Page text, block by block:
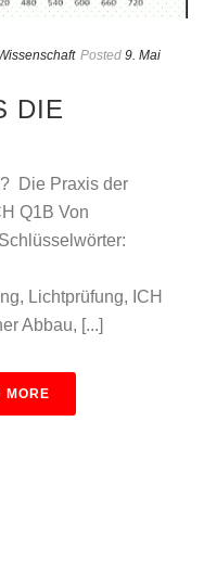
Posted 9. Mai
DIE
 Die Praxis der
Q1B Von
Lichtprüfung, ICH
Abbau, [...]
MORE